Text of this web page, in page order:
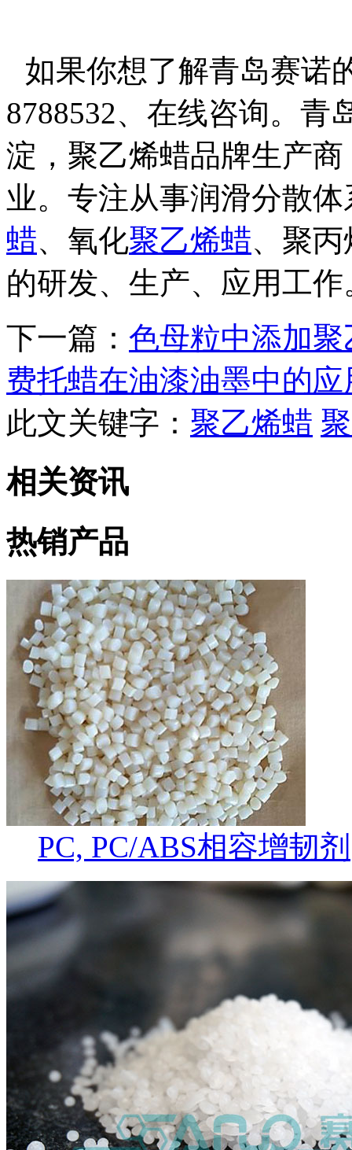
如果你想了解青岛赛诺
8788532、在线咨询。青
淀， 聚乙烯蜡品牌生产
业。专注从事润滑分散
蜡、 氧化聚乙烯蜡、聚
的研发、生产、应用工作
下一篇： 色母粒中添加
费托蜡在油漆油墨中的应
此文关键字： 聚乙烯蜡
相关资讯
热销产品
PC, PC/ABS相容增韧剂